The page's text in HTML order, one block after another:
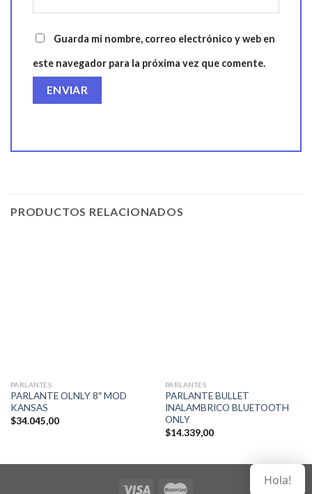
Guarda mi nombre, correo electrónico y web en
este navegador para la próxima vez que comente.
PRODUCTOS RELACIONADOS
PARLANTES
PARLANTE OLNLY 8″ MOD
KANSAS
$34.045,00
PARLANTES
PARLANTE BULLET
INALAMBRICO BLUETOOTH
ONLY
$14.339,00
Hola!